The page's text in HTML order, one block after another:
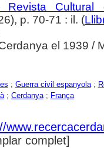
Revista Cultural
p. 70-71 : il. (
el 1939 /
; Guerra civil espanyola;
; Cerdanya; França
complet]